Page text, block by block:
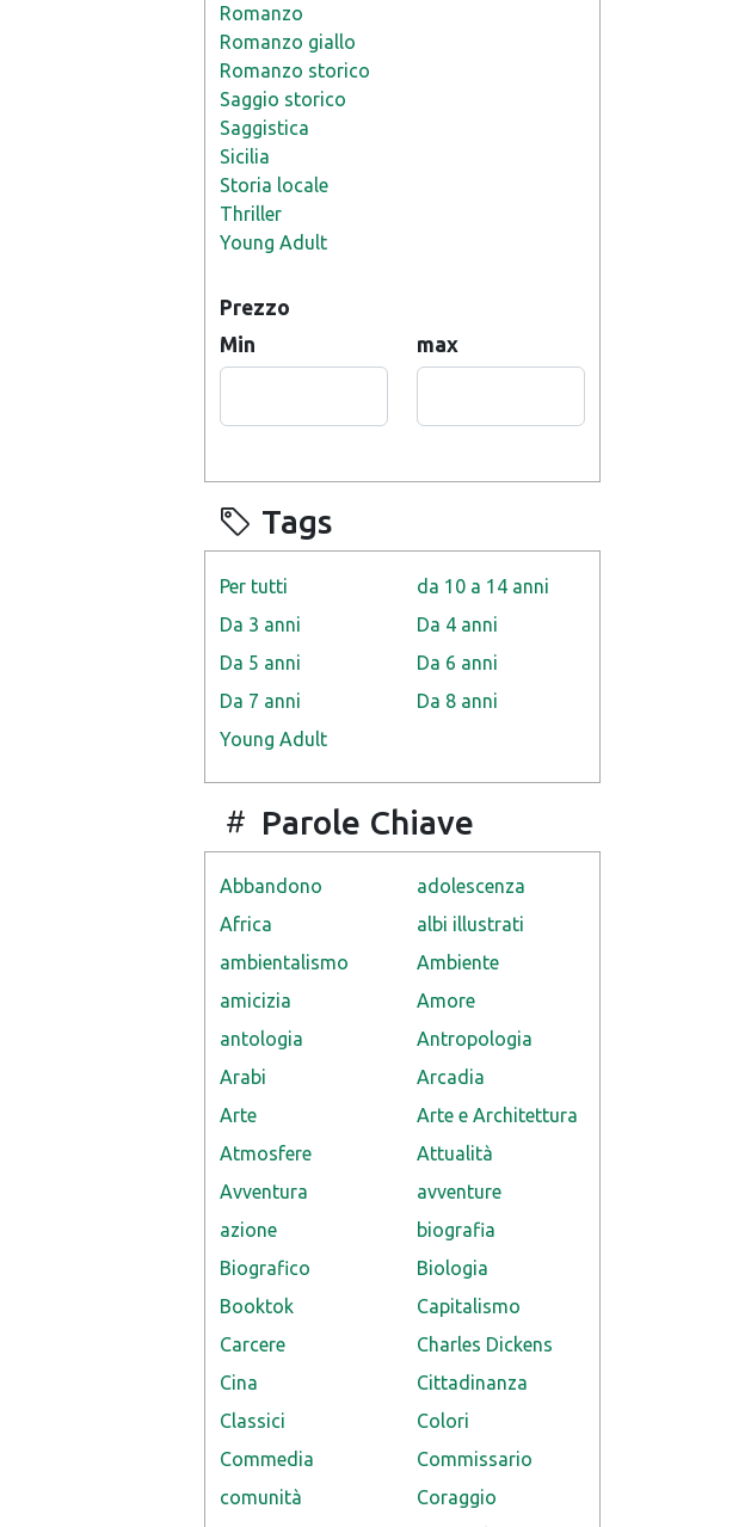
Romanzo
Romanzo giallo
Romanzo storico
Saggio storico
Saggistica
Sicilia
Storia locale
Thriller
Young Adult
Prezzo
Min
max
Tags
Per tutti
da 10 a 14 anni
Da 3 anni
Da 4 anni
Da 5 anni
Da 6 anni
Da 7 anni
Da 8 anni
Young Adult
Parole Chiave
Abbandono
adolescenza
Africa
albi illustrati
ambientalismo
Ambiente
amicizia
Amore
antologia
Antropologia
Arabi
Arcadia
Arte
Arte e Architettura
Atmosfere
Attualità
Avventura
avventure
azione
biografia
Biografico
Biologia
Booktok
Capitalismo
Carcere
Charles Dickens
Cina
Cittadinanza
Classici
Colori
Commedia
Commissario
comunità
Coraggio